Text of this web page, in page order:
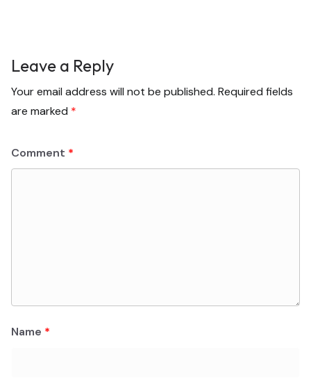
Leave a Reply
Your email address will not be published. Required fields
are marked *
Comment *
Name *